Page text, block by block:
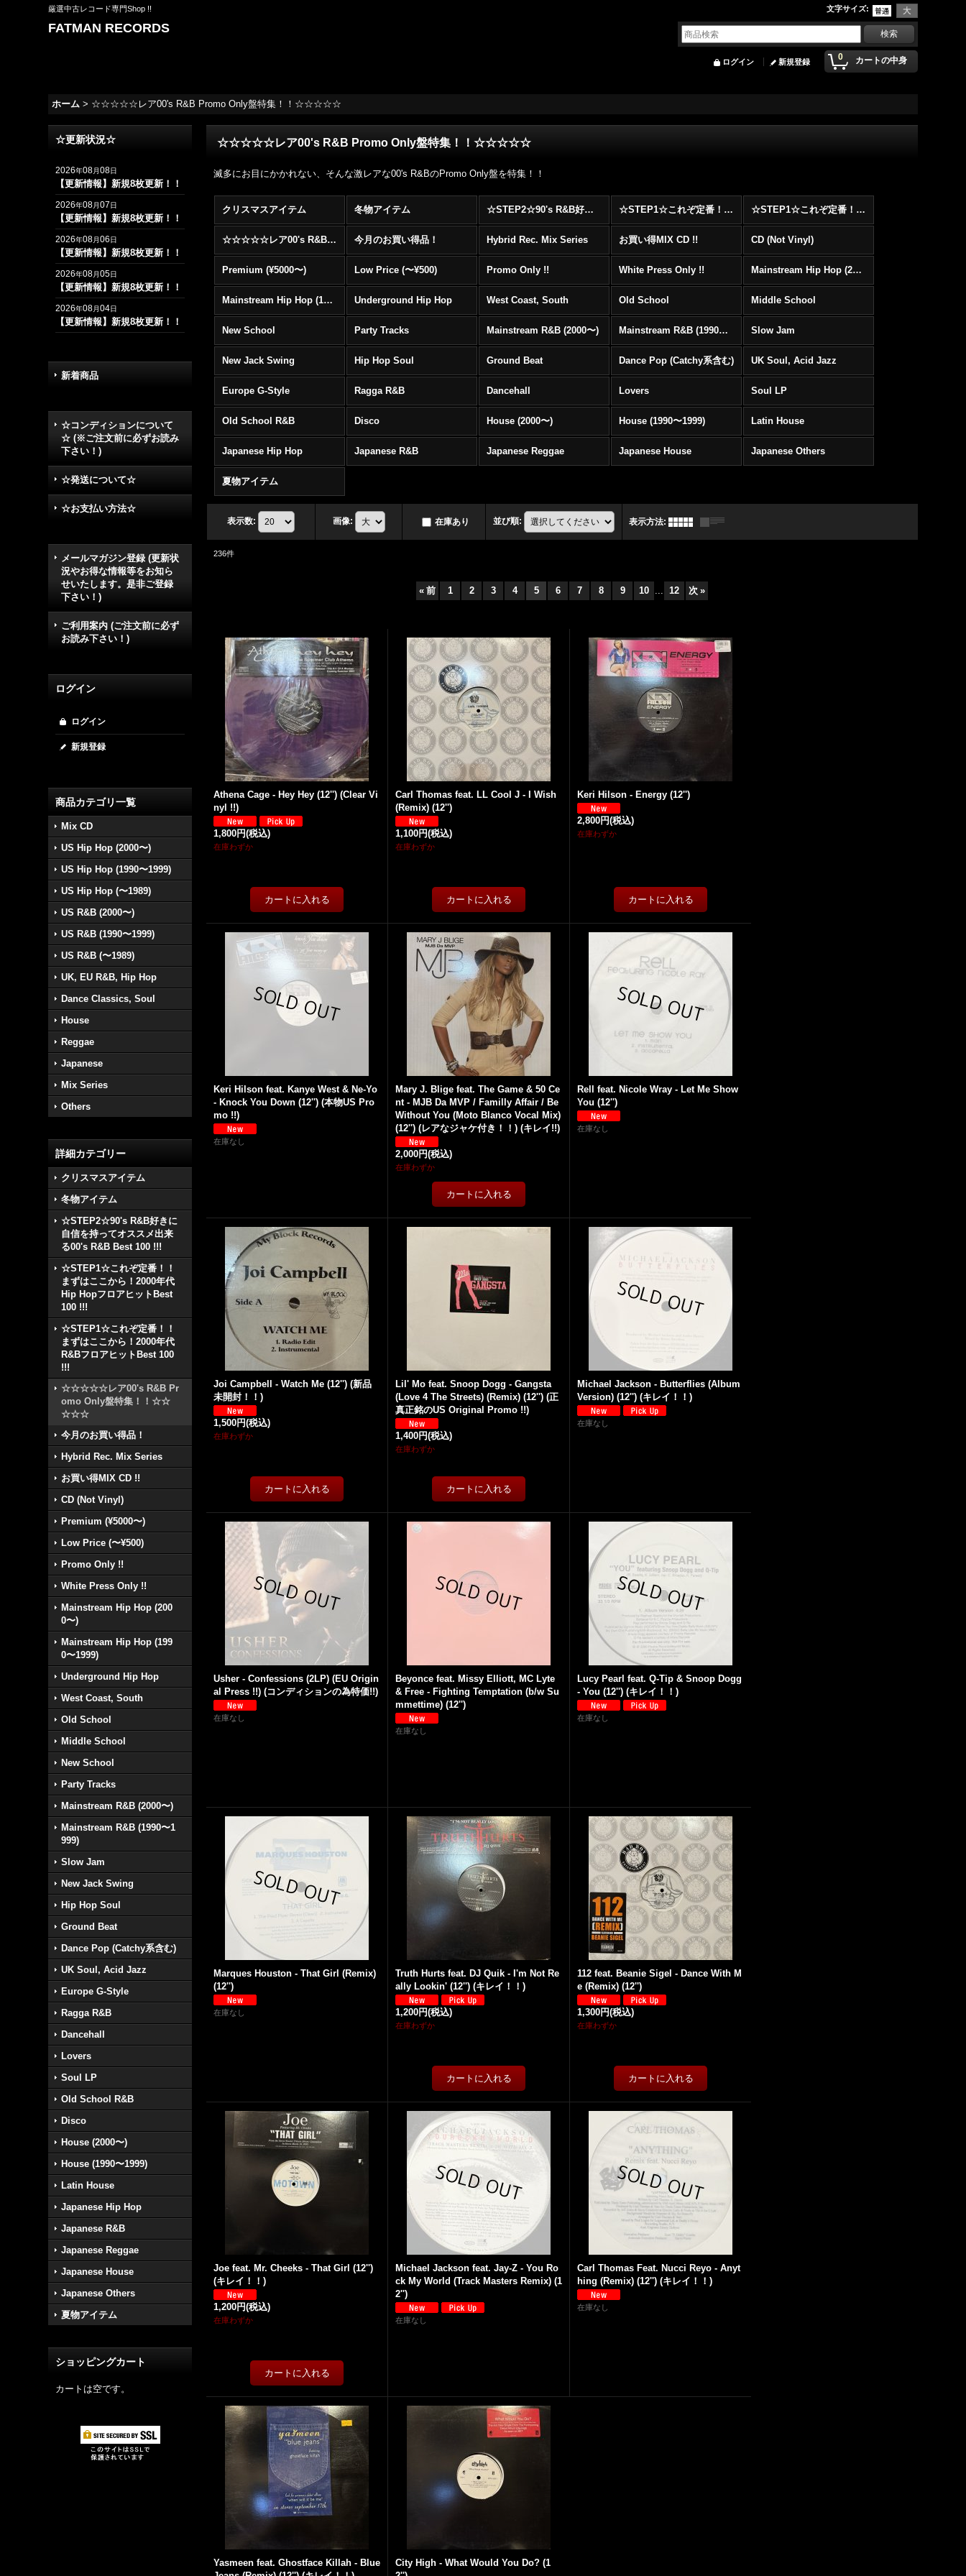
厳選中古レコード専門Shop !! 文字サイズ:
FATMAN RECORDS
0 カートの中身
ログイン 新規登録
ホーム > ☆☆☆☆☆レア00's R&B Promo Only盤特集！！☆☆☆☆☆
☆更新状況☆
2026年08月08日
【更新情報】新規8枚更新！！
2026年08月07日
【更新情報】新規8枚更新！！
2026年08月06日
【更新情報】新規8枚更新！！
2026年08月05日
【更新情報】新規8枚更新！！
2026年08月04日
【更新情報】新規8枚更新！！
新着商品
☆コンディションについて
☆ (※ご注文前に必ずお読み
下さい！)
☆発送について☆
☆お支払い方法☆
メールマガジン登録 (更新状
況やお得な情報等をお知ら
せいたします。是非ご登録
下さい！)
ご利用案内 (ご注文前に必ず
お読み下さい！)
ログイン
ログイン
新規登録
商品カテゴリ一覧
Mix CD
US Hip Hop (2000〜)
US Hip Hop (1990〜1999)
US Hip Hop (〜1989)
US R&B (2000〜)
US R&B (1990〜1999)
US R&B (〜1989)
UK, EU R&B, Hip Hop
Dance Classics, Soul
House
Reggae
Japanese
Mix Series
Others
詳細カテゴリー
クリスマスアイテム
冬物アイテム
☆STEP2☆90's R&B好きに
自信を持ってオススメ出来
る00's R&B Best 100 !!!
☆STEP1☆これぞ定番！！
まずはここから！2000年代
Hip HopフロアヒットBest
100 !!!
☆STEP1☆これぞ定番！！
まずはここから！2000年代
R&BフロアヒットBest 100
!!!
☆☆☆☆☆レア00's R&B Pr
omo Only盤特集！！☆☆
☆☆☆
今月のお買い得品！
Hybrid Rec. Mix Series
お買い得MIX CD !!
CD (Not Vinyl)
Premium (¥5000〜)
Low Price (〜¥500)
Promo Only !!
White Press Only !!
Mainstream Hip Hop (200
0〜)
Mainstream Hip Hop (199
0〜1999)
Underground Hip Hop
West Coast, South
Old School
Middle School
New School
Party Tracks
Mainstream R&B (2000〜)
Mainstream R&B (1990〜1
999)
Slow Jam
New Jack Swing
Hip Hop Soul
Ground Beat
Dance Pop (Catchy系含む)
UK Soul, Acid Jazz
Europe G-Style
Ragga R&B
Dancehall
Lovers
Soul LP
Old School R&B
Disco
House (2000〜)
House (1990〜1999)
Latin House
Japanese Hip Hop
Japanese R&B
Japanese Reggae
Japanese House
Japanese Others
夏物アイテム
ショッピングカート
カートは空です。
☆☆☆☆☆レア00's R&B Promo Only盤特集！！☆☆☆☆☆
滅多にお目にかかれない、そんな激レアな00's R&BのPromo Only盤を特集！！
クリスマスアイテム 冬物アイテム ☆STEP2☆90's R&B好きに自信を持ってオススメ出来る00's R&B Best 100 !!! ☆STEP1☆これぞ定番！！まずはここから！2000年代Hip HopフロアヒットBest 100 !!! ☆STEP1☆これぞ定番！！まずはここから！2000年代R&BフロアヒットBest 100 !!!
☆☆☆☆☆レア00's R&B Promo Only盤特集！！☆☆☆☆☆ 今月のお買い得品！ Hybrid Rec. Mix Series お買い得MIX CD !! CD (Not Vinyl)
Premium (¥5000〜) Low Price (〜¥500) Promo Only !! White Press Only !! Mainstream Hip Hop (2000〜)
Mainstream Hip Hop (1990〜1999) Underground Hip Hop West Coast, South Old School Middle School
New School Party Tracks Mainstream R&B (2000〜) Mainstream R&B (1990〜1999) Slow Jam
New Jack Swing Hip Hop Soul Ground Beat Dance Pop (Catchy系含む) UK Soul, Acid Jazz
Europe G-Style Ragga R&B Dancehall Lovers Soul LP
Old School R&B Disco House (2000〜) House (1990〜1999) Latin House
Japanese Hip Hop Japanese R&B Japanese Reggae Japanese House Japanese Others
夏物アイテム
表示数: 画像: 在庫あり 並び順: 表示方法:
236件
« 前 1 2 3 4 5 6 7 8 9 10 ... 12 次 »
Athena Cage - Hey Hey (12'') (Clear Vi
nyl !!)
1,800円(税込)
在庫わずか
Carl Thomas feat. LL Cool J - I Wish
(Remix) (12'')
1,100円(税込)
在庫わずか
Keri Hilson - Energy (12'')
2,800円(税込)
在庫わずか
Keri Hilson feat. Kanye West & Ne-Yo
- Knock You Down (12'') (本物US Pro
mo !!)
在庫なし
Mary J. Blige feat. The Game & 50 Ce
nt - MJB Da MVP / Familly Affair / Be
Without You (Moto Blanco Vocal Mix)
(12'') (レアなジャケ付き！！) (キレイ!!)
2,000円(税込)
在庫わずか
Rell feat. Nicole Wray - Let Me Show
You (12'')
在庫なし
Joi Campbell - Watch Me (12'') (新品
未開封！！)
1,500円(税込)
在庫わずか
Lil' Mo feat. Snoop Dogg - Gangsta
(Love 4 The Streets) (Remix) (12'') (正
真正銘のUS Original Promo !!)
1,400円(税込)
在庫わずか
Michael Jackson - Butterflies (Album
Version) (12'') (キレイ！！)
在庫なし
Usher - Confessions (2LP) (EU Origin
al Press !!) (コンディションの為特価!!)
在庫なし
Beyonce feat. Missy Elliott, MC Lyte
& Free - Fighting Temptation (b/w Su
mmettime) (12'')
在庫なし
Lucy Pearl feat. Q-Tip & Snoop Dogg
- You (12'') (キレイ！！)
在庫なし
Marques Houston - That Girl (Remix)
(12'')
在庫なし
Truth Hurts feat. DJ Quik - I'm Not Re
ally Lookin' (12'') (キレイ！！)
1,200円(税込)
在庫わずか
112 feat. Beanie Sigel - Dance With M
e (Remix) (12'')
1,300円(税込)
在庫わずか
Joe feat. Mr. Cheeks - That Girl (12'')
(キレイ！！)
1,200円(税込)
在庫わずか
Michael Jackson feat. Jay-Z - You Ro
ck My World (Track Masters Remix) (1
2'')
在庫なし
Carl Thomas Feat. Nucci Reyo - Anyt
hing (Remix) (12'') (キレイ！！)
在庫なし
Yasmeen feat. Ghostface Killah - Blue
City High - What Would You Do? (1